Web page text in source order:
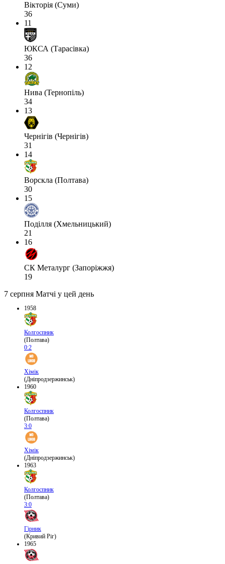
Вікторія (Суми)
36
11
ЮКСА (Тарасівка)
36
12
Нива (Тернопіль)
34
13
Чернігів (Чернігів)
31
14
Ворскла (Полтава)
30
15
Поділля (Хмельницький)
21
16
СК Металург (Запоріжжя)
19
7 серпня Матчі у цей день
1958
Колгоспник
(Полтава)
0:2
Хімік
(Дніпродзержинськ)
1960
Колгоспник
(Полтава)
3:0
Хімік
(Дніпродзержинськ)
1963
Колгоспник
(Полтава)
3:0
Гірник
(Кривий Ріг)
1965